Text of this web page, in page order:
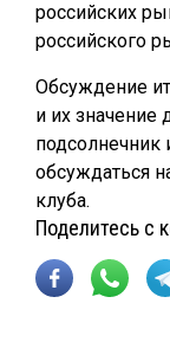
российских
российского
Обсуждение
и их значение
подсолнечник
обсуждаться
клуба.
Поделитесь с